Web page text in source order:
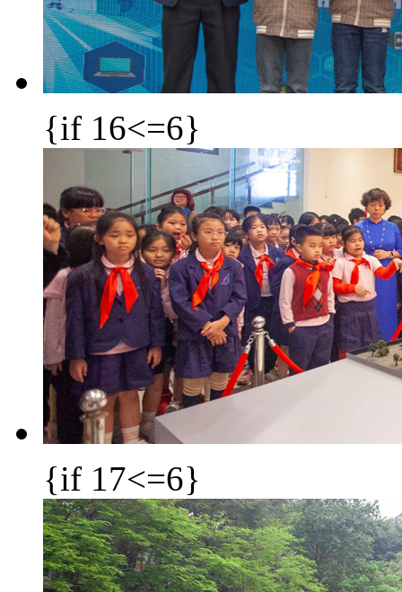
{if 16<=6}
{if 17<=6}